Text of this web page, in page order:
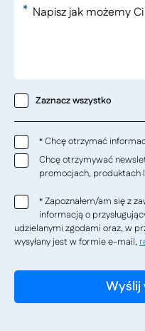
*
Zaznacz wszystko
*Chcę otrzymać
Chcę otrzymywać
promocjach, produktach
*Zapoznałem/am się z
informacją o
udzielanymi zgodami oraz, w
wysyłany jest w formie e-mail,